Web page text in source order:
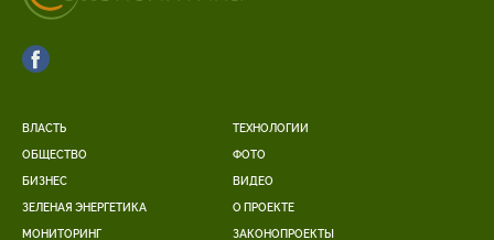
ВЛАСТЬ
ОБЩЕСТВО
БИЗНЕС
ЗЕЛЕНАЯ ЭНЕРГЕТИКА
МОНИТОРИНГ
ТЕХНОЛОГИИ
ФОТО
ВИДЕО
О ПРОЕКТЕ
ЗАКОНОПРОЕКТЫ